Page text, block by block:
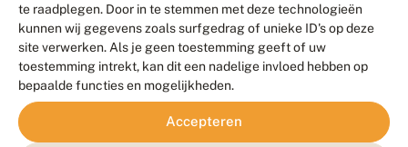
te raadplegen. Door in te stemmen met deze technologieën
kunnen wij gegevens zoals surfgedrag of unieke ID's op deze
site verwerken. Als je geen toestemming geeft of uw
toestemming intrekt, kan dit een nadelige invloed hebben op
bepaalde functies en mogelijkheden.
Accepteren
Contact
Veelgestelde vragen
Meld waarnemingen© 2026 Vlinderstichting
Duurzaam ontwikkeld door
Go2People
, ontworpen door
Blue Field Agency
Privacy
Disclaimer
Sitemap